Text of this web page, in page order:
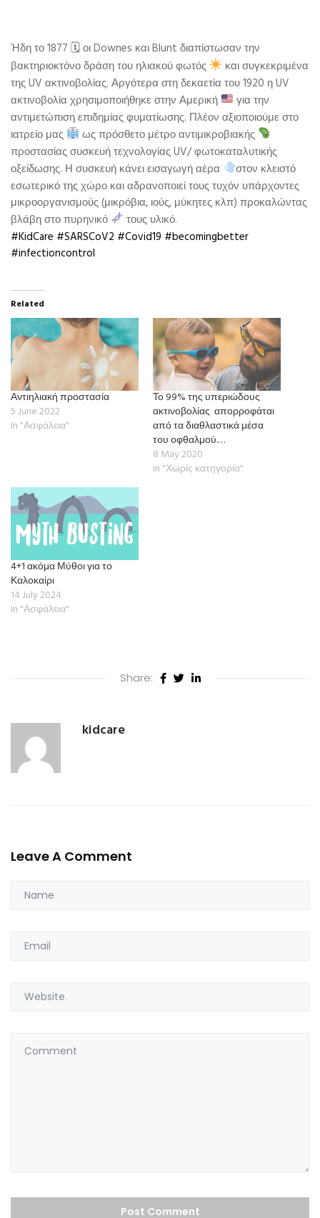
Ήδη το 1877 🗓οι Downes και Blunt διαπίστωσαν την
βακτηριοκτόνο δράση του ηλιακού φωτός
και συγκεκριμένα
της UV ακτινοβολίας. Αργότερα στη δεκαετία του 1920 η UV
ακτινοβολία χρησιμοποιήθηκε στην Αμερική
για την
αντιμετώπιση επιδημίας φυματίωσης. Πλέον αξιοποιούμε στο
ιατρείο μας
ως πρόσθετο μέτρο αντιμικροβιακής
προστασίας συσκευή τεχνολογίας UV/ φωτοκαταλυτικής
οξείδωσης. Η συσκευή κάνει εισαγωγή αέρα
στον κλειστό
εσωτερικό της χώρο και αδρανοποιεί τους τυχόν υπάρχοντες
μικροοργανισμούς (μικρόβια, ιούς, μύκητες κλπ) προκαλώντας
βλάβη στο πυρηνικό
τους υλικό.
#KidCare #SARSCoV2 #Covid19 #becomingbetter
#infectioncontrol
Related
Αντιηλιακή προστασία
5 June 2022
In "Ασφάλεια"
Το 99% της υπεριώδους
ακτινοβολίας ️ απορροφάται
από τα διαθλαστικά μέσα
του οφθαλμού.…
8 May 2020
In "Χωρίς κατηγορία"
4+1 ακόμα Μύθοι για το
Καλοκαίρι
14 July 2024
In "Ασφάλεια"
Share:
kidcare
Leave A Comment